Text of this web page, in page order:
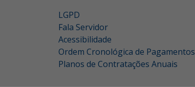
LGPD
Fala Servidor
Acessibilidade
Ordem Cronológica de Pagamentos
Planos de Contratações Anuais